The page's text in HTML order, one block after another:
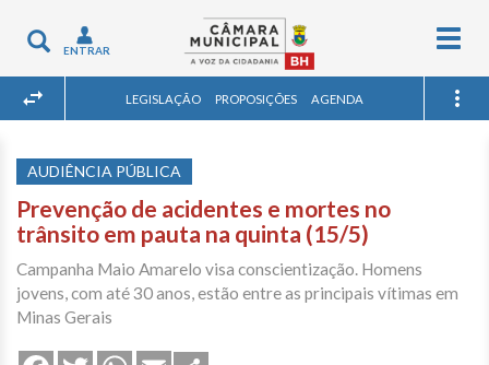
Toggle
navigation
ENTRAR
LEGISLAÇÃO PROPOSIÇÕES AGENDA
AUDIÊNCIA PÚBLICA
Prevenção de acidentes e mortes no
trânsito em pauta na quinta (15/5)
Campanha Maio Amarelo visa conscientização. Homens
jovens, com até 30 anos, estão entre as principais vítimas em
Minas Gerais